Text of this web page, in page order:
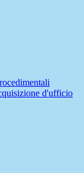
d'ufficio